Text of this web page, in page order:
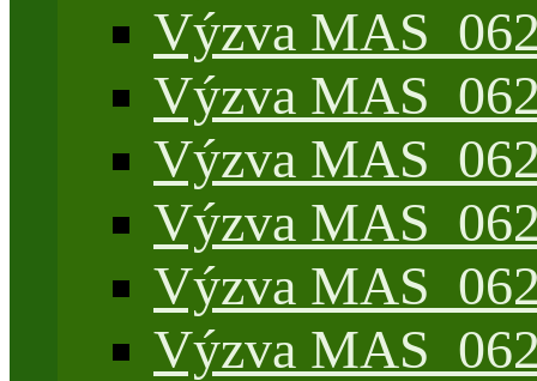
Výzva
Výzva
Výzva
Výzva
Výzva
Výzva